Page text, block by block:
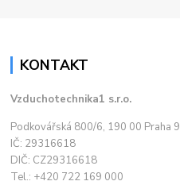
KONTAKT
Vzduchotechnika1 s.r.o.
Podkovářská 800/6, 190 00 Praha 9
IČ: 29316618
DIČ: CZ29316618
Tel.: +420 722 169 000